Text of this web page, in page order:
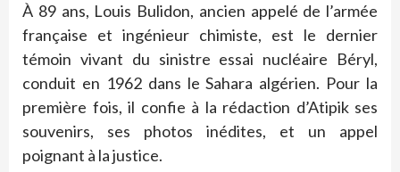
À 89 ans, Louis Bulidon, ancien appelé de l’armée
française et ingénieur chimiste, est le dernier
témoin vivant du sinistre essai nucléaire Béryl,
conduit en 1962 dans le Sahara algérien. Pour la
première fois, il confie à la rédaction d’Atipik ses
souvenirs, ses photos inédites, et un appel
poignant à la justice.